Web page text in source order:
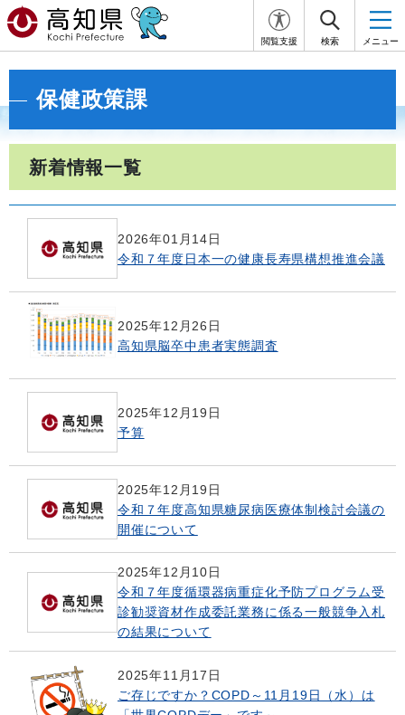
閲覧支援 検索 メニュー
保健政策課
新着情報一覧
2026年01月14日
令和７年度日本一の健康長寿県構想推進会議
2025年12月26日
高知県脳卒中患者実態調査
2025年12月19日
予算
2025年12月19日
令和７年度高知県糖尿病医療体制検討会議の
開催について
2025年12月10日
令和７年度循環器病重症化予防プログラム受
診勧奨資材作成委託業務に係る一般競争入札
の結果について
2025年11月17日
ご存じですか？COPD～11月19日（水）は